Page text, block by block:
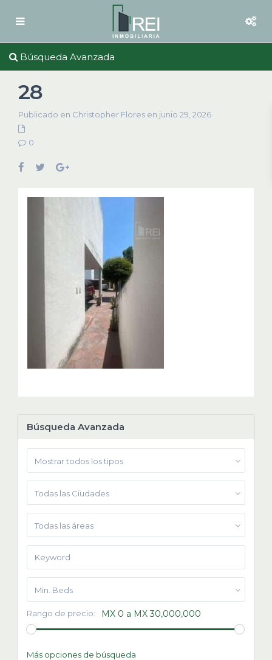
Búsqueda Avanzada
28
Publicado en Christopher Flores en junio 29, 2026
0
Búsqueda Avanzada
Mostrar todos los tipos
Todas las Ciudades
Todas las áreas
Min. Beds
Rango de precio: MX 0 a MX 30,000,000
Más opciones de búsqueda